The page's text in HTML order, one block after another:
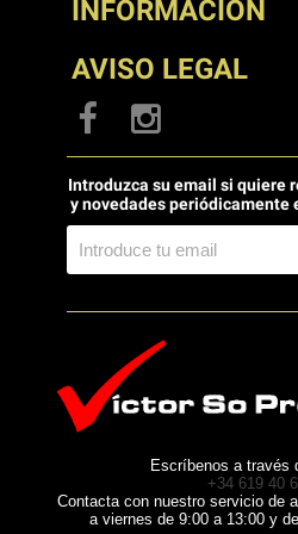
INFORMACIÓN
AVISO LEGAL
Introduzca su email si quiere
y novedades periódicamente
Escríbenos a través
+34 619 40
Contacta con nuestro servicio de
a viernes de 9:00 a 13:00 y